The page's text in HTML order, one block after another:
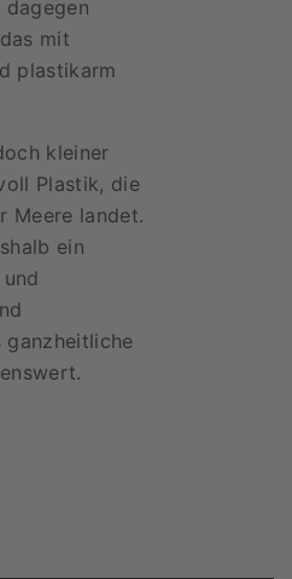
dagegen
mit
plastikarm
kleiner
Plastik, die
Meere landet.
ein
ganzheitliche